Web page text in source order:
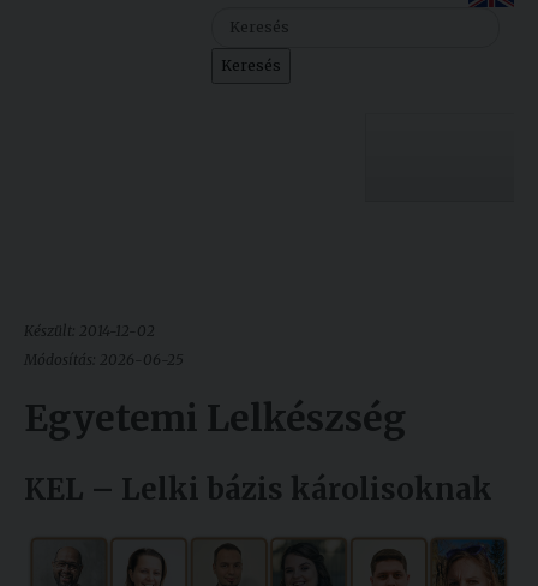
Akadémia
Keresés
Hallgatóinknak
Kiadványok
Készült: 2014-12-02
Módosítás: 2026-06-25
Egyetemi Lelkészség
KEL – Lelki bázis károlisoknak